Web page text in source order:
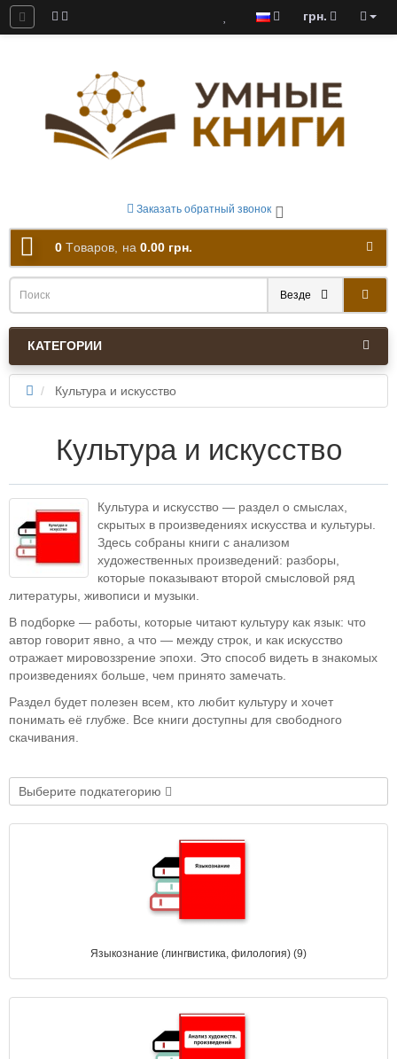
грн.
Заказать обратный звонок
0 Tоваров, на 0.00 грн.
Везде
КАТЕГОРИИ
Культура и искусство
Культура и искусство
Культура и искусство — раздел о смыслах,
скрытых в произведениях искусства и культуры.
Здесь собраны книги с анализом
художественных произведений: разборы,
которые показывают второй смысловой ряд
литературы, живописи и музыки.
В подборке — работы, которые читают культуру как язык: что
автор говорит явно, а что — между строк, и как искусство
отражает мировоззрение эпохи. Это способ видеть в знакомых
произведениях больше, чем принято замечать.
Раздел будет полезен всем, кто любит культуру и хочет
понимать её глубже. Все книги доступны для свободного
скачивания.
Выберите подкатегорию
Языкознание (лингвистика, филология) (9)